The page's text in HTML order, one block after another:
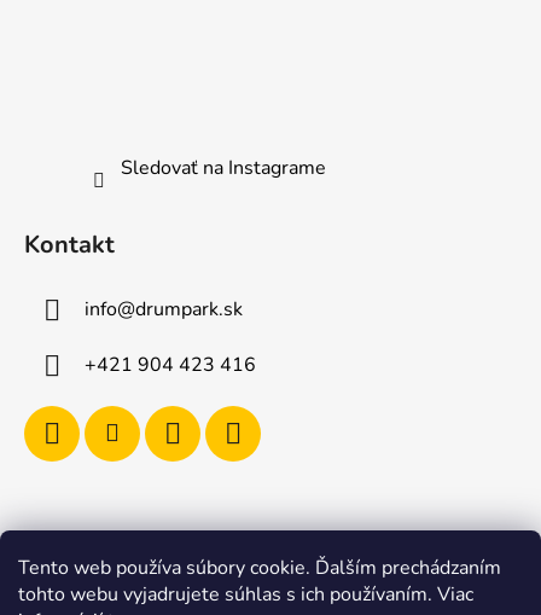
Tento web používa súbory cookie. Ďalším prechádzaním
tohto webu vyjadrujete súhlas s ich používaním. Viac
Sledovať na Instagrame
Kontakt
info@drumpark.sk
+421 904 423 416
Navštívte aj e-shop s etnickými hudobnými nástrojmi
Drumbla.sk |